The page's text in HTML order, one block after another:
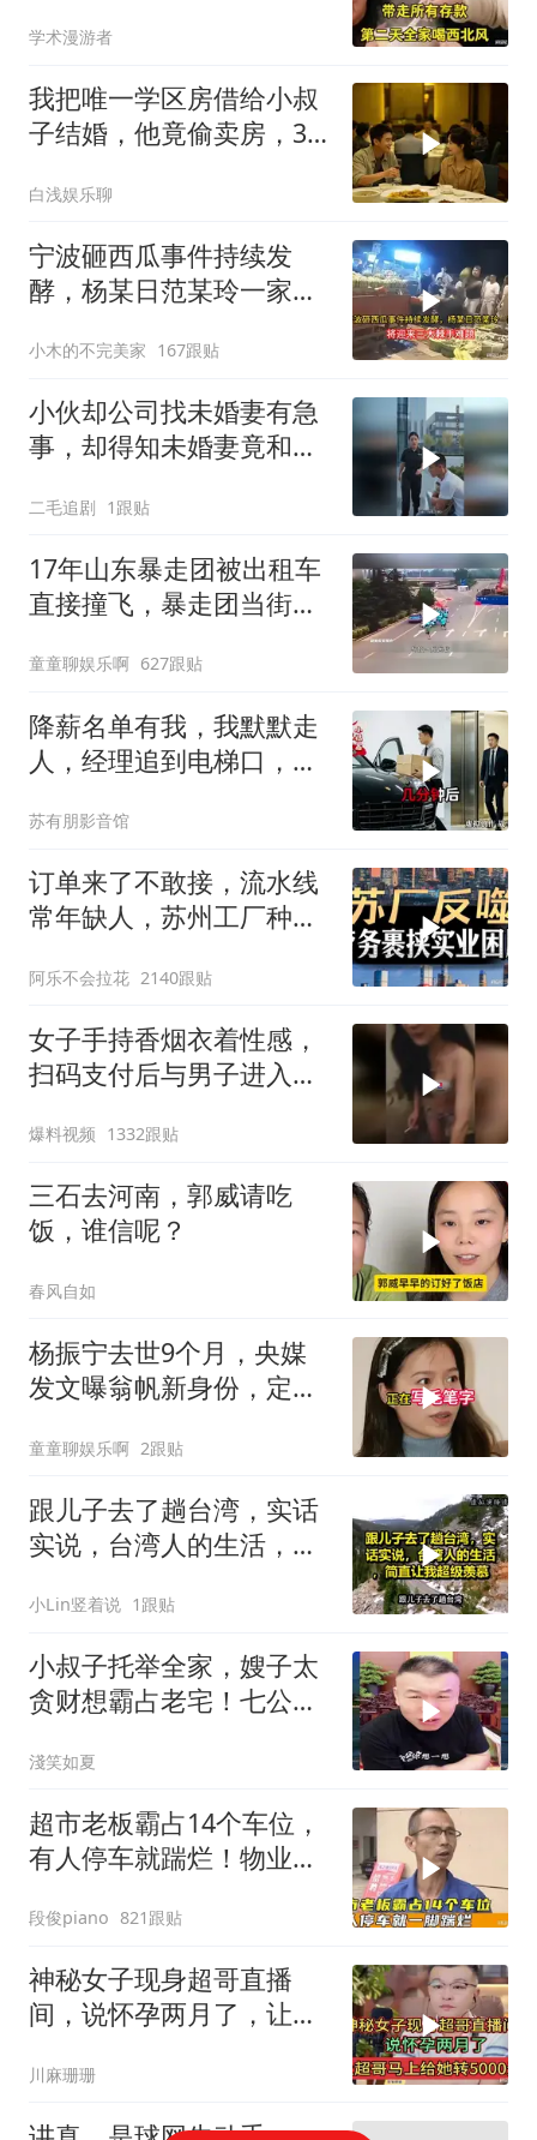
学术漫游者
我把唯一学区房借给小叔
子结婚，他竟偷卖房，3
白浅娱乐聊
宁波砸西瓜事件持续发
酵，杨某日范某玲一家，
小木的不完美家 167跟贴
小伙却公司找未婚妻有急
事，却得知未婚妻竟和别
二毛追剧 1跟贴
17年山东暴走团被出租车
直接撞飞，暴走团当街拦
童童聊娱乐啊 627跟贴
降薪名单有我，我默默走
人，经理追到电梯口，见
苏有朋影音馆
订单来了不敢接，流水线
常年缺人，苏州工厂种下
阿乐不会拉花 2140跟贴
女子手持香烟衣着性感，
扫码支付后与男子进入昏
爆料视频 1332跟贴
三石去河南，郭威请吃
饭，谁信呢？
春风自如
杨振宁去世9个月，央媒
发文曝翁帆新身份，定居
童童聊娱乐啊 2跟贴
跟儿子去了趟台湾，实话
实说，台湾人的生活，简
小Lin竖着说 1跟贴
小叔子托举全家，嫂子太
贪财想霸占老宅！七公直
淺笑如夏
超市老板霸占14个车位，
有人停车就踹烂！物业表
段俊piano 821跟贴
神秘女子现身超哥直播
间，说怀孕两月了，让超
川麻珊珊